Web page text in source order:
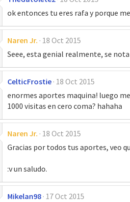
ok entonces tu eres rafa y porque
Naren Jr. 18 Oct 2015
Seee, esta genial realmente, se
CelticFrostie 18 Oct 2015
enormes aportes maquina! luego
1000 visitas en cero coma? hahaha
Naren Jr. 18 Oct 2015
Gracias por todos tus aportes, veo
:v un saludo.
Mikelan98 17 Oct 2015